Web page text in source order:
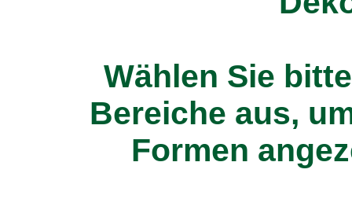
Wählen Sie
Bereiche aus,
Formen